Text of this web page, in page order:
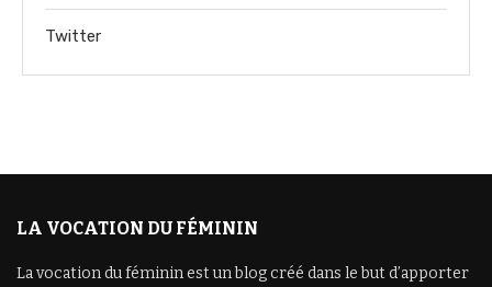
Twitter
LA VOCATION DU FÉMININ
La vocation du féminin est un blog créé dans le but d’apporter